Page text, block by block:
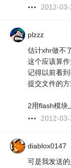
2012-03-
plzzz
估计xhr做不
这个应该算
记得以前看
提交文件的
2用flash模块
2012-03-
diablox0147
可是我发送